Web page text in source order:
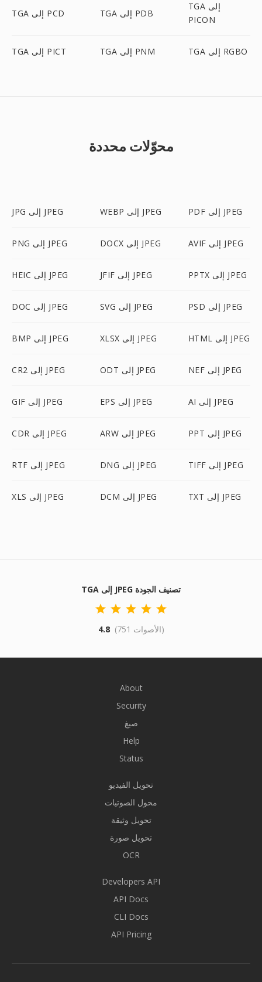
TGA إلى PCD TGA إلى PDB
TGA إلى
PICON
TGA إلى PICT TGA إلى PNM TGA إلى RGBO
محوّلات محددة
JPG إلى JPEG WEBP إلى JPEG PDF إلى JPEG
PNG إلى JPEG DOCX إلى JPEG AVIF إلى JPEG
HEIC إلى JPEG JFIF إلى JPEG PPTX إلى JPEG
DOC إلى JPEG SVG إلى JPEG PSD إلى JPEG
BMP إلى JPEG XLSX إلى JPEG HTML إلى JPEG
CR2 إلى JPEG ODT إلى JPEG NEF إلى JPEG
GIF إلى JPEG EPS إلى JPEG AI إلى JPEG
CDR إلى JPEG ARW إلى JPEG PPT إلى JPEG
RTF إلى JPEG DNG إلى JPEG TIFF إلى JPEG
XLS إلى JPEG DCM إلى JPEG TXT إلى JPEG
TGA إلى JPEG تصنيف الجودة
4.8 (751 الأصوات)
About
Security
صيغ
Help
Status
تحويل الفيديو
محول الصوتيات
تحويل وثيقة
تحويل صورة
OCR
Developers API
API Docs
CLI Docs
API Pricing